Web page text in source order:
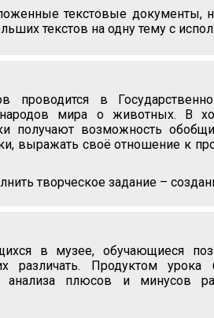
текстовые документы,
текстов на одну тему с
проводится в
мира о животных. В
получают возможность
выражать своё отношение к
творческое задание –
в музее, обучающиеся
различать. Продуктом урока
плюсов и минусов